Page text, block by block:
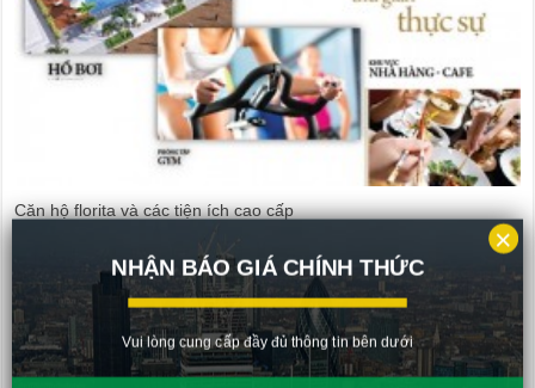
Căn hộ florita và các tiện ích cao cấp
NHẬN BÁO GIÁ CHÍNH THỨC
Vui lòng cung cấp đầy đủ thông tin bên dưới
×